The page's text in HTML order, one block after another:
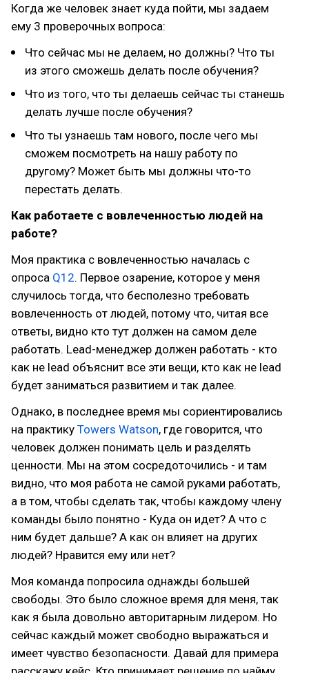
Когда же человек знает куда пойти, мы задаем
ему 3 проверочных вопроса:
Что сейчас мы не делаем, но должны? Что ты
из этого сможешь делать после обучения?
Что из того, что ты делаешь сейчас ты станешь
делать лучше после обучения?
Что ты узнаешь там нового, после чего мы
сможем посмотреть на нашу работу по
другому? Может быть мы должны что-то
перестать делать.
Как работаете с вовлеченностью людей на
работе?
Моя практика с вовлеченностью началась с
опроса Q12. Первое озарение, которое у меня
случилось тогда, что бесполезно требовать
вовлеченность от людей, потому что, читая все
ответы, видно кто тут должен на самом деле
работать. Lead-менеджер должен работать - кто
как не lead объяснит все эти вещи, кто как не lead
будет заниматься развитием и так далее.
Однако, в последнее время мы сориентировались
на практику Towers Watson, где говорится, что
человек должен понимать цель и разделять
ценности. Мы на этом сосредоточились - и там
видно, что моя работа не самой руками работать,
а в том, чтобы сделать так, чтобы каждому члену
команды было понятно - Куда он идет? А что с
ним будет дальше? А как он влияет на других
людей? Нравится ему или нет?
Моя команда попросила однажды большей
свободы. Это было сложное время для меня, так
как я была довольно авторитарным лидером. Но
сейчас каждый может свободно выражаться и
имеет чувство безопасности. Давай для примера